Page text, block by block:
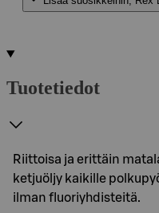
Tuotetiedot
Riittoisa ja erittäin
ketjuöljy kaikille
ilman fluoriyhdisteitä.